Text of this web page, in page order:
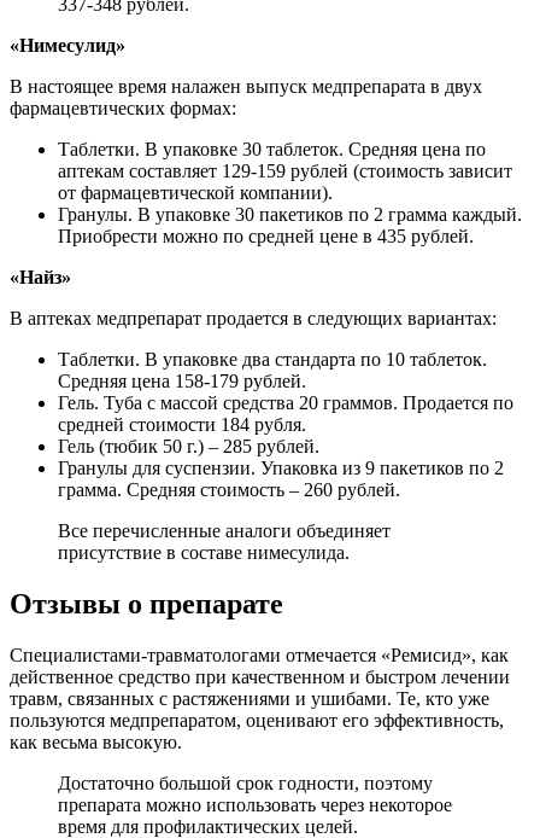
337-348 рублей.
«Нимесулид»
В настоящее время налажен выпуск медпрепарата в двух
фармацевтических формах:
Таблетки. В упаковке 30 таблеток. Средняя цена по
аптекам составляет 129-159 рублей (стоимость зависит
от фармацевтической компании).
Гранулы. В упаковке 30 пакетиков по 2 грамма каждый.
Приобрести можно по средней цене в 435 рублей.
«Найз»
В аптеках медпрепарат продается в следующих вариантах:
Таблетки. В упаковке два стандарта по 10 таблеток.
Средняя цена 158-179 рублей.
Гель. Туба с массой средства 20 граммов. Продается по
средней стоимости 184 рубля.
Гель (тюбик 50 г.) – 285 рублей.
Гранулы для суспензии. Упаковка из 9 пакетиков по 2
грамма. Средняя стоимость – 260 рублей.
Все перечисленные аналоги объединяет
присутствие в составе нимесулида.
Отзывы о препарате
Специалистами-травматологами отмечается «Ремисид», как
действенное средство при качественном и быстром лечении
травм, связанных с растяжениями и ушибами. Те, кто уже
пользуются медпрепаратом, оценивают его эффективность,
как весьма высокую.
Достаточно большой срок годности, поэтому
препарата можно использовать через некоторое
время для профилактических целей.